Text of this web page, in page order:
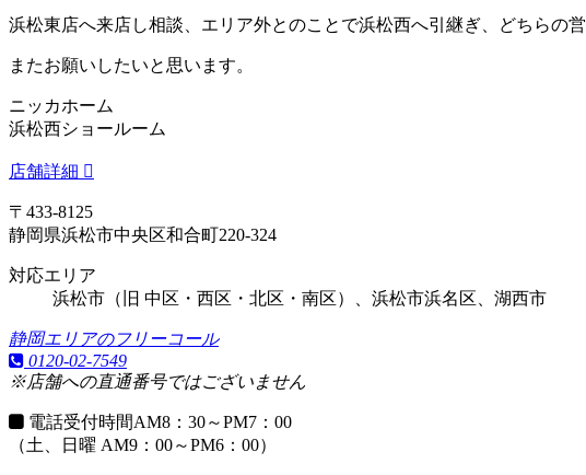
浜松東店へ来店し相談、エリア外とのことで浜松西へ引継ぎ、どちらの
またお願いしたいと思います。
ニッカホーム
浜松西ショールーム
店舗詳細
〒433-8125
静岡県浜松市中央区和合町220-324
対応エリア
浜松市（旧 中区・西区・北区・南区）、浜松市浜名区、湖西市
静岡エリアのフリーコール
0120-02-7549
※店舗への直通番号ではございません
電話受付時間AM8：30～PM7：00
（土、日曜 AM9：00～PM6：00）